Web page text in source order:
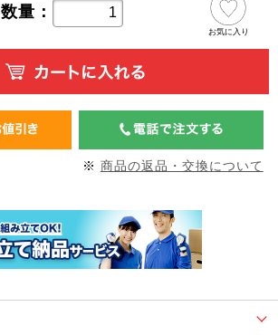
数量：
お気に入り
※ 商品の返品・交換について